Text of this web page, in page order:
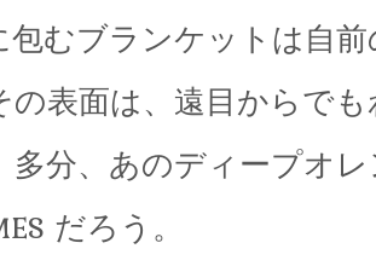
包むブランケットは自
の表面は、遠目からで
多分、あのディープオ
だろう。